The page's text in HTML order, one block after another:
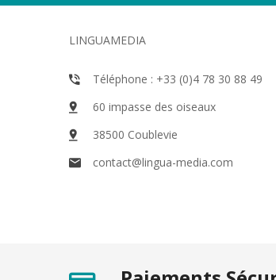
LINGUAMEDIA
Téléphone : +33 (0)4 78 30 88 49
60 impasse des oiseaux
38500 Coublevie
contact@lingua-media.com